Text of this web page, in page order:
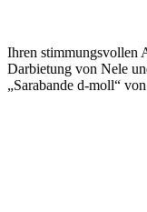
Ihren stimmungsvollen
Darbietung von Nele
„Sarabande d-moll“